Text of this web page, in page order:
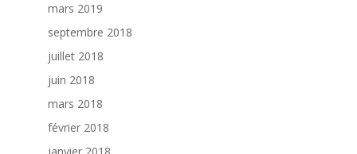
mars 2019
septembre 2018
juillet 2018
juin 2018
mars 2018
février 2018